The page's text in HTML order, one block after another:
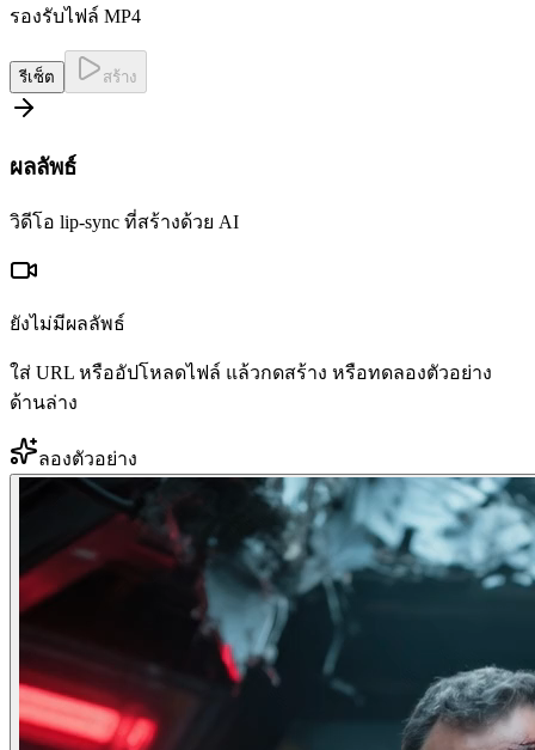
รองรับไฟล์ MP4
รีเซ็ต สร้าง
ผลลัพธ์
วิดีโอ lip-sync ที่สร้างด้วย AI
ยังไม่มีผลลัพธ์
ใส่ URL หรืออัปโหลดไฟล์ แล้วกดสร้าง หรือทดลองตัวอย่าง
ด้านล่าง
ลองตัวอย่าง